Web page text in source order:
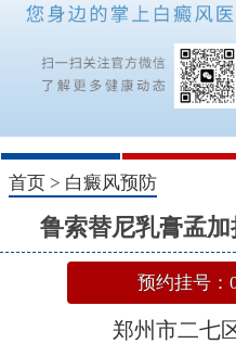
1 2
首页 > 白癜风预防
鲁索替尼乳膏孟
预约挂号：
郑州市二七